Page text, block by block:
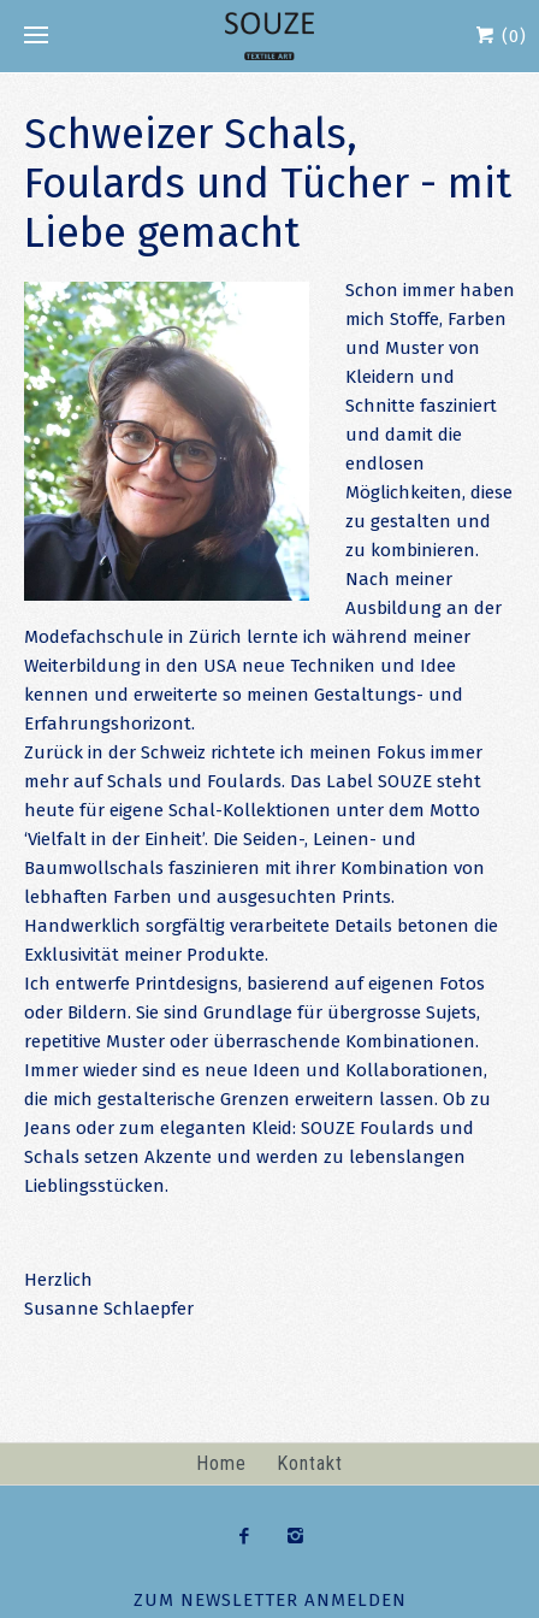
(0)
Schweizer Schals,
Foulards und Tücher - mit
Liebe gemacht
Schon immer haben
mich Stoffe, Farben
und Muster von
Kleidern und
Schnitte fasziniert
und damit die
endlosen
Möglichkeiten, diese
zu gestalten und
zu kombinieren.
Nach meiner
Ausbildung an der
Modefachschule in Zürich lernte ich während meiner
Weiterbildung in den USA neue Techniken und Idee
kennen und erweiterte so meinen Gestaltungs- und
Erfahrungshorizont.
Zurück in der Schweiz richtete ich meinen Fokus immer
mehr auf Schals und Foulards. Das Label SOUZE steht
heute für eigene Schal-Kollektionen unter dem Motto
‘Vielfalt in der Einheit’. Die Seiden-, Leinen- und
Baumwollschals faszinieren mit ihrer Kombination von
lebhaften Farben und ausgesuchten Prints.
Handwerklich sorgfältig verarbeitete Details betonen die
Exklusivität meiner Produkte.
Ich entwerfe Printdesigns, basierend auf eigenen Fotos
oder Bildern. Sie sind Grundlage für übergrosse Sujets,
repetitive Muster oder überraschende Kombinationen.
Immer wieder sind es neue Ideen und Kollaborationen,
die mich gestalterische Grenzen erweitern lassen. Ob zu
Jeans oder zum eleganten Kleid: SOUZE Foulards und
Schals setzen Akzente und werden zu lebenslangen
Lieblingsstücken.
Herzlich
Susanne Schlaepfer
Home Kontakt
ZUM NEWSLETTER ANMELDEN